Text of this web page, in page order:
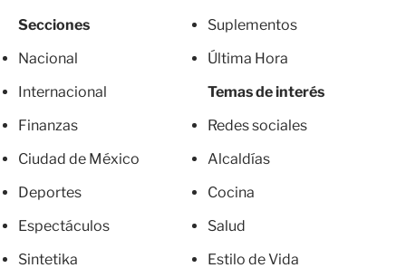
Secciones
Nacional
Internacional
Finanzas
Ciudad de México
Deportes
Espectáculos
Sintetika
Suplementos
Última Hora
Temas de interés
Redes sociales
Alcaldías
Cocina
Salud
Estilo de Vida